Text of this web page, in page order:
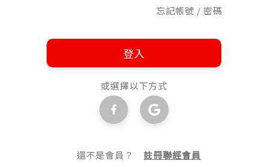
忘記帳號 / 密碼
登入
或選擇以下方式
還不是會員？註冊聯經會員